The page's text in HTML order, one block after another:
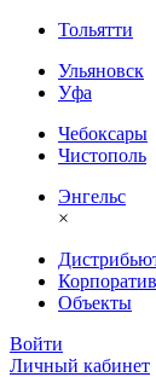
Тольятти
Ульяновск
Уфа
Чебоксары
Чистополь
Энгельс
×
Объекты
Войти
Личный кабинет